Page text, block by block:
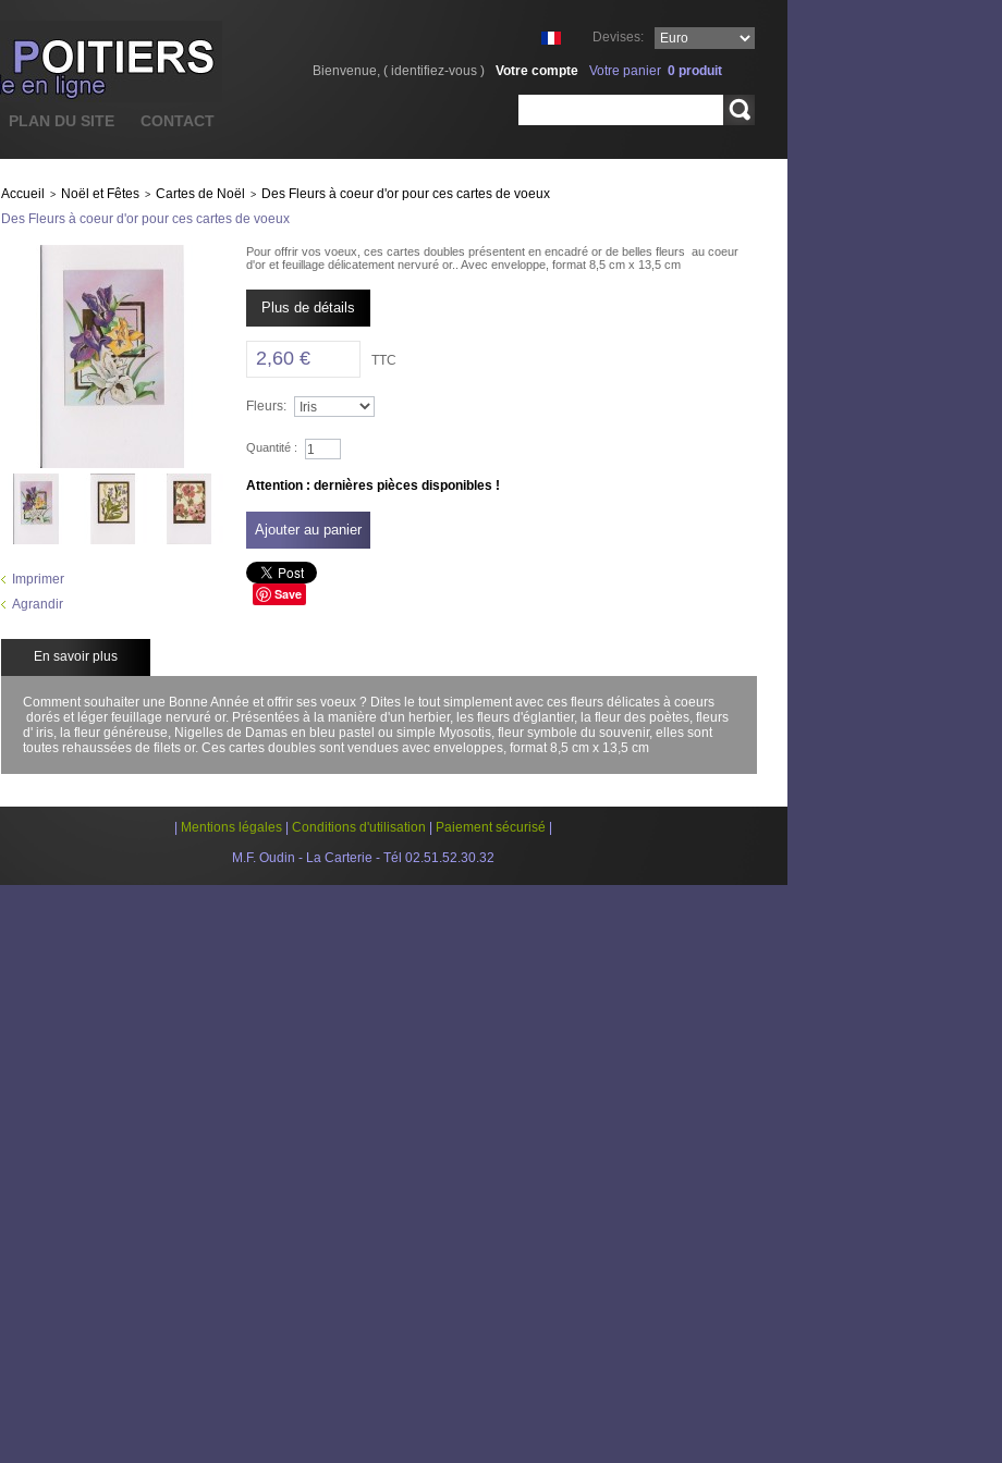
Devises:
Bienvenue, ( identifiez-vous ) Votre compte Votre panier 0 produit
PLAN DU SITE CONTACT
Accueil > Noël et Fêtes > Cartes de Noël >
Des Fleurs à coeur d'or pour ces cartes de voeux
Des Fleurs à coeur d'or pour ces cartes de voeux
Imprimer
Agrandir
Pour offrir vos voeux, ces cartes doubles présentent en encadré or de belles fleurs au coeur
d'or et feuillage délicatement nervuré or.. Avec enveloppe, format 8,5 cm x 13,5 cm
Plus de détails
2,60 € TTC
Fleurs:
Quantité :
Attention : dernières pièces disponibles !
Ajouter au panier
Save
En savoir plus
Comment souhaiter une Bonne Année et offrir ses voeux ? Dites le tout simplement avec ces fleurs délicates à coeurs
dorés et léger feuillage nervuré or. Présentées à la manière d'un herbier, les fleurs d'églantier, la fleur des poètes, fleurs
d' iris, la fleur généreuse, Nigelles de Damas en bleu pastel ou simple Myosotis, fleur symbole du souvenir, elles sont
toutes rehaussées de filets or. Ces cartes doubles sont vendues avec enveloppes, format 8,5 cm x 13,5 cm
Mentions légales| Conditions d'utilisation Paiement sécurisé
M.F. Oudin - La Carterie - Tél 02.51.52.30.32